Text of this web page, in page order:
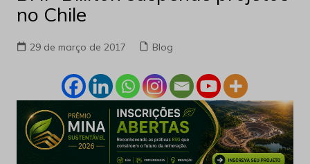
no Chile
29 de março de 2017 Blog